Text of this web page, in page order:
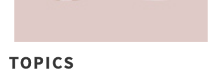
TOPICS